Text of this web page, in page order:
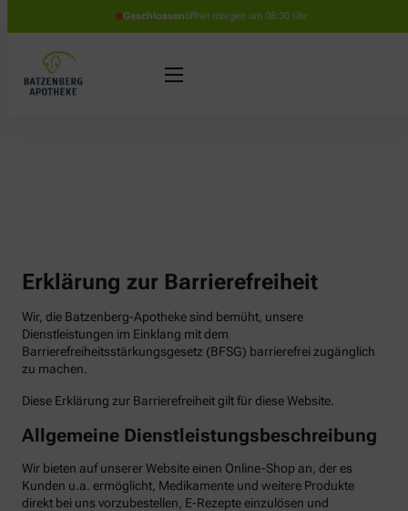
Geschlossenöffnet morgen um 08:30 Uhr
Erklärung zur Barrierefreiheit
Wir, die Batzenberg-Apotheke sind bemüht, unsere
Dienstleistungen im Einklang mit dem
Barrierefreiheitsstärkungsgesetz (BFSG) barrierefrei zugänglich
zu machen.
Diese Erklärung zur Barrierefreiheit gilt für diese Website.
Allgemeine Dienstleistungsbeschreibung
Wir bieten auf unserer Website einen Online-Shop an, der es
Kunden u.a. ermöglicht, Medikamente und weitere Produkte
direkt bei uns vorzubestellen, E-Rezepte einzulösen und